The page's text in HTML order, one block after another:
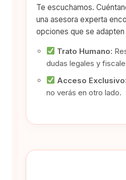
Te escuchamos.
una asesora experta
opciones que se adapten
Trato Humano:
dudas legales y
Acceso Exclusivo:
no verás en otro lado.